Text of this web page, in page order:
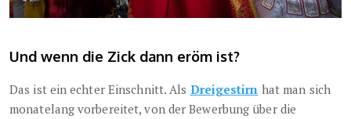
Und wenn die Zick dann eröm ist?
Das ist ein echter Einschnitt. Als Dreigestirn hat man sich
monatelang vorbereitet, von der Bewerbung über die